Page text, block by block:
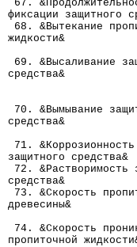
67.
фиксации защитного
68. &Вытекание
жидкости&
69. &Высаливание
средства&
70. &Вымывание
средства&
71.
защитного
72. &Растворимость
средства&
73. &Скорость
древесины&
74. &Скорость
пропиточной